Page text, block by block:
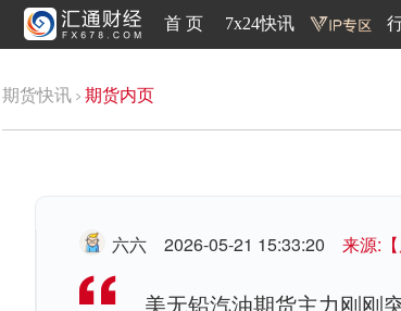
首 页 7x24快讯
期货快讯 期货内页
六六 2026-05-21 15:33:20 来源:【
美无铅汽油期货主力刚刚